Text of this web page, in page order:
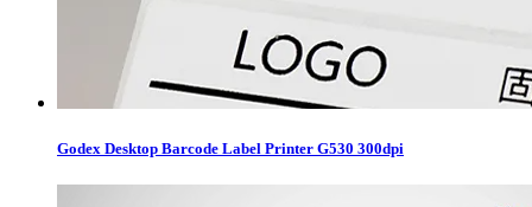
Godex Desktop Barcode Label Printer G530 300dpi